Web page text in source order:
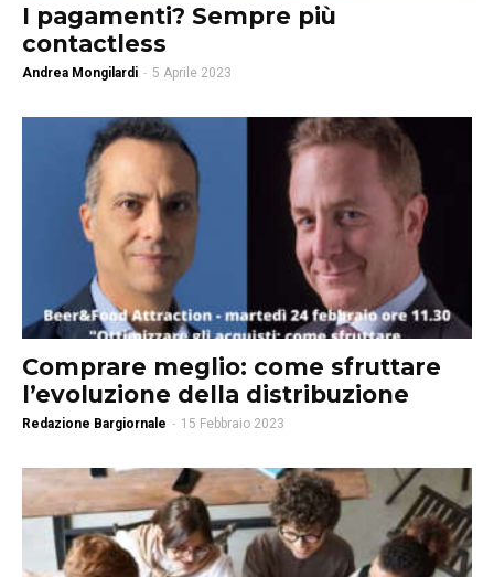
I pagamenti? Sempre più
contactless
Andrea Mongilardi - 5 Aprile 2023
Comprare meglio: come sfruttare
l’evoluzione della distribuzione
Redazione Bargiornale - 15 Febbraio 2023